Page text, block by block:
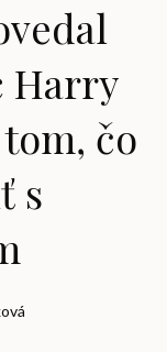
Harry
čo
s